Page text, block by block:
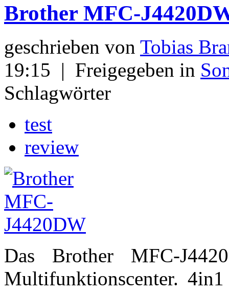
Brother MFC-
geschrieben von Tobias
19:15 | Freigegeben in
Schlagwörter
test
review
Das Brother MFC-
Multifunktionscenter.